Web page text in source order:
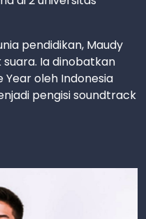
pendidikan, Maudy
Ia dinobatkan
Year oleh Indonesia
pengisi soundtrack